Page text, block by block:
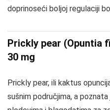
doprinoseći boljoj regulaciji
Prickly pear (Opuntia
30 mg
Prickly pear, ili kaktus
sušnim područjima, a